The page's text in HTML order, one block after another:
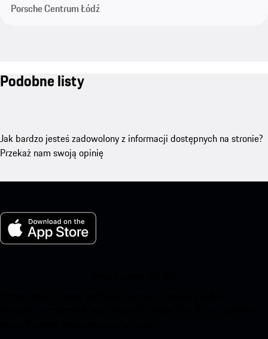
Porsche Centrum Łódź
Podobne listy
Jak bardzo jesteś zadowolony z informacji dostępnych na stronie?
Przekaż nam swoją opinię